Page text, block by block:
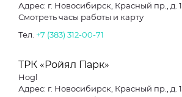
Адрес: г. Новосибирск, Красный пр., д.
Смотреть часы работы и карту
Тел. +7 (383) 312-00-71
ТРК «Ройял Парк»
Hogl
Адрес: г. Новосибирск, Красный пр., д.